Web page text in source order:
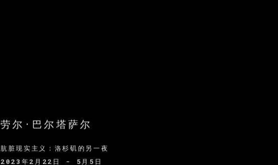
劳尔·巴尔塔萨尔
肮脏现实主义：洛杉矶的另一夜
2023年2月22日 - 5月5日